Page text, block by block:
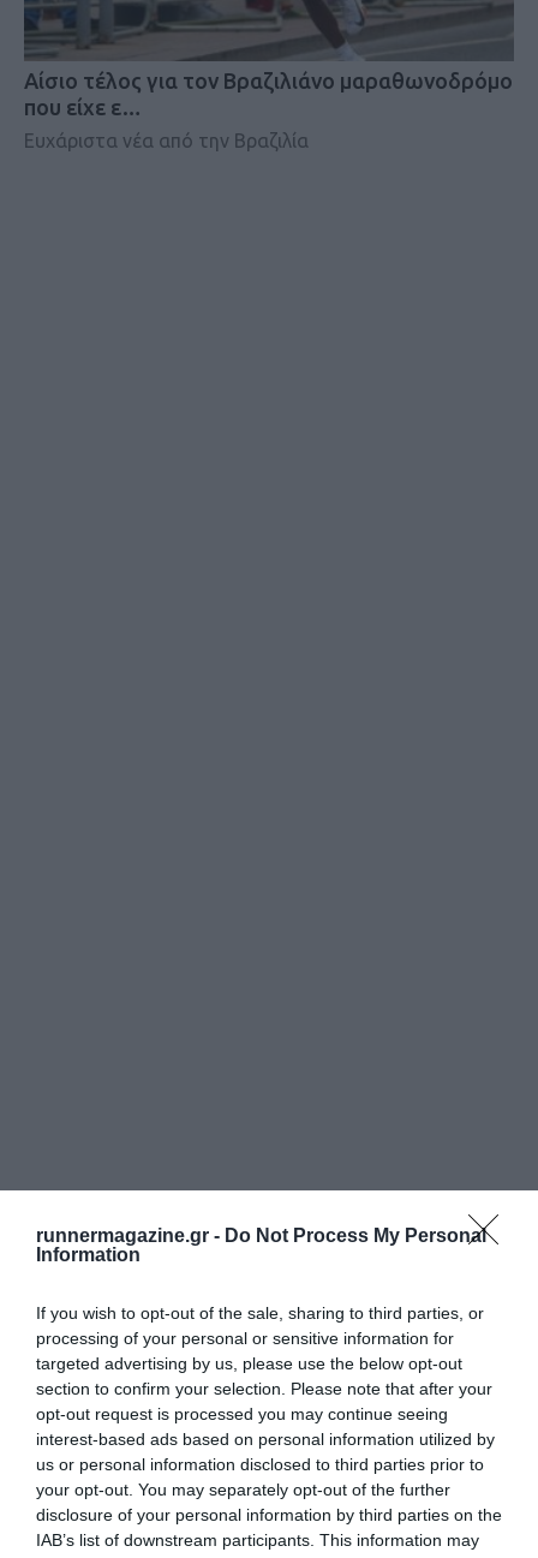
runnermagazine.gr - Do Not Process My Personal
Information
If you wish to opt-out of the sale, sharing to third parties, or
processing of your personal or sensitive information for
targeted advertising by us, please use the below opt-out
section to confirm your selection. Please note that after your
opt-out request is processed you may continue seeing
interest-based ads based on personal information utilized by
us or personal information disclosed to third parties prior to
your opt-out. You may separately opt-out of the further
disclosure of your personal information by third parties on the
IAB’s list of downstream participants. This information may
Αίσιο τέλος για τον Βραζιλιάνο μαραθωνοδρόμο
που είχε ε…
Ευχάριστα νέα από την Βραζιλία